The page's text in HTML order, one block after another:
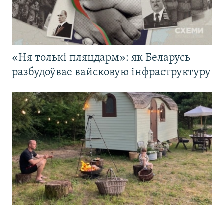
«Ня толькі пляцдарм»: як Беларусь
разбудоўвае вайсковую інфраструктуру